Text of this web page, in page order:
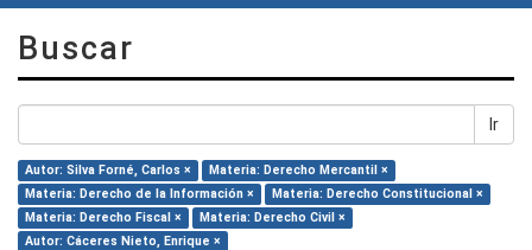
Buscar
Ir
Autor: Silva Forné, Carlos ×
Materia: Derecho Mercantil ×
Materia: Derecho de la Información ×
Materia: Derecho Constitucional ×
Materia: Derecho Fiscal ×
Materia: Derecho Civil ×
Autor: Cáceres Nieto, Enrique ×